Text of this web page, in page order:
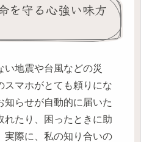
を守る心強い味方
い地震や台風などの災
スマホがとても頼りにな
知らせが自動的に届いた
れたり、困ったときに助
実際に、私の知り合いの